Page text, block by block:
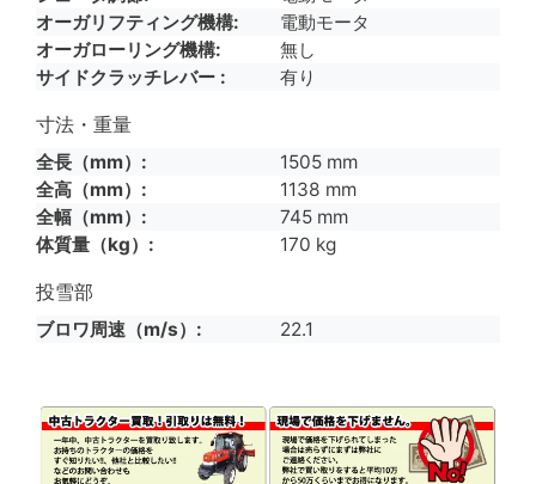
オーガリフティング機構
電動モータ
オーガローリング機構
無し
サイドクラッチレバー
有り
寸法・重量
全長（mm）
1505 mm
全高（mm）
1138 mm
全幅（mm）
745 mm
体質量（kg）
170 kg
投雪部
ブロワ周速（m/s） 22.1